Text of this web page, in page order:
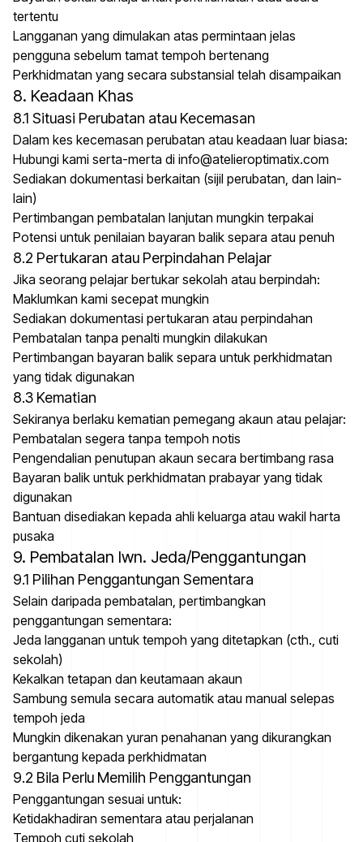
tertentu
Langganan yang dimulakan atas permintaan jelas
pengguna sebelum tamat tempoh bertenang
Perkhidmatan yang secara substansial telah disampaikan
8. Keadaan Khas
8.1 Situasi Perubatan atau Kecemasan
Dalam kes kecemasan perubatan atau keadaan luar biasa:
Hubungi kami serta-merta di info@atelieroptimatix.com
Sediakan dokumentasi berkaitan (sijil perubatan, dan lain-
lain)
Pertimbangan pembatalan lanjutan mungkin terpakai
Potensi untuk penilaian bayaran balik separa atau penuh
8.2 Pertukaran atau Perpindahan Pelajar
Jika seorang pelajar bertukar sekolah atau berpindah:
Maklumkan kami secepat mungkin
Sediakan dokumentasi pertukaran atau perpindahan
Pembatalan tanpa penalti mungkin dilakukan
Pertimbangan bayaran balik separa untuk perkhidmatan
yang tidak digunakan
8.3 Kematian
Sekiranya berlaku kematian pemegang akaun atau pelajar:
Pembatalan segera tanpa tempoh notis
Pengendalian penutupan akaun secara bertimbang rasa
Bayaran balik untuk perkhidmatan prabayar yang tidak
digunakan
Bantuan disediakan kepada ahli keluarga atau wakil harta
pusaka
9. Pembatalan lwn. Jeda/Penggantungan
9.1 Pilihan Penggantungan Sementara
Selain daripada pembatalan, pertimbangkan
penggantungan sementara:
Jeda langganan untuk tempoh yang ditetapkan (cth., cuti
sekolah)
Kekalkan tetapan dan keutamaan akaun
Sambung semula secara automatik atau manual selepas
tempoh jeda
Mungkin dikenakan yuran penahanan yang dikurangkan
bergantung kepada perkhidmatan
9.2 Bila Perlu Memilih Penggantungan
Penggantungan sesuai untuk:
Ketidakhadiran sementara atau perjalanan
Tempoh cuti sekolah